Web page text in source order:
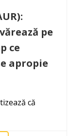
pe
ce
apropie
că